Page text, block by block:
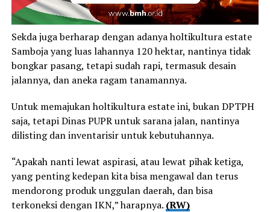
Sekda juga berharap dengan adanya holtikultura estate
Samboja yang luas lahannya 120 hektar, nantinya tidak
bongkar pasang, tetapi sudah rapi, termasuk desain
jalannya, dan aneka ragam tanamannya.
Untuk memajukan holtikultura estate ini, bukan DPTPH
saja, tetapi Dinas PUPR untuk sarana jalan, nantinya
dilisting dan inventarisir untuk kebutuhannya.
“Apakah nanti lewat aspirasi, atau lewat pihak ketiga,
yang penting kedepan kita bisa mengawal dan terus
mendorong produk unggulan daerah, dan bisa
terkoneksi dengan IKN,” harapnya. (RW)